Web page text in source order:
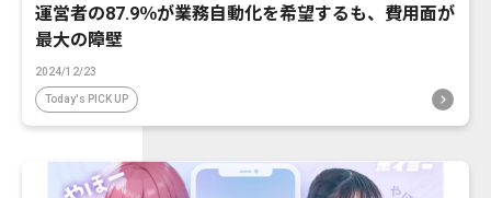
運営者の87.9％が業務自動化を希望するも、費用面が
最大の障壁
2024/12/23
Today's PICK UP